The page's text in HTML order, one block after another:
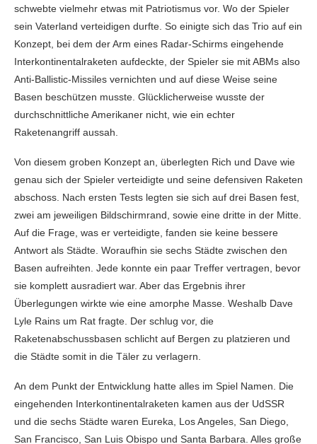
schwebte vielmehr etwas mit Patriotismus vor. Wo der Spieler
sein Vaterland verteidigen durfte. So einigte sich das Trio auf ein
Konzept, bei dem der Arm eines Radar-Schirms eingehende
Interkontinentalraketen aufdeckte, der Spieler sie mit ABMs also
Anti-Ballistic-Missiles vernichten und auf diese Weise seine
Basen beschützen musste. Glücklicherweise wusste der
durchschnittliche Amerikaner nicht, wie ein echter
Raketenangriff aussah.
Von diesem groben Konzept an, überlegten Rich und Dave wie
genau sich der Spieler verteidigte und seine defensiven Raketen
abschoss. Nach ersten Tests legten sie sich auf drei Basen fest,
zwei am jeweiligen Bildschirmrand, sowie eine dritte in der Mitte.
Auf die Frage, was er verteidigte, fanden sie keine bessere
Antwort als Städte. Woraufhin sie sechs Städte zwischen den
Basen aufreihten. Jede konnte ein paar Treffer vertragen, bevor
sie komplett ausradiert war. Aber das Ergebnis ihrer
Überlegungen wirkte wie eine amorphe Masse. Weshalb Dave
Lyle Rains um Rat fragte. Der schlug vor, die
Raketenabschussbasen schlicht auf Bergen zu platzieren und
die Städte somit in die Täler zu verlagern.
An dem Punkt der Entwicklung hatte alles im Spiel Namen. Die
eingehenden Interkontinentalraketen kamen aus der UdSSR
und die sechs Städte waren Eureka, Los Angeles, San Diego,
San Francisco, San Luis Obispo und Santa Barbara. Alles große